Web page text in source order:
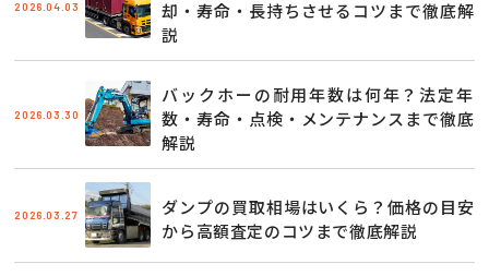
2026.04.03
却・寿命・長持ちさせるコツまで徹底解
説
2026.03.30
バックホーの耐用年数は何年？法定年
数・寿命・点検・メンテナンスまで徹底
解説
2026.03.27
ダンプの買取相場はいくら？価格の目安
から高額査定のコツまで徹底解説